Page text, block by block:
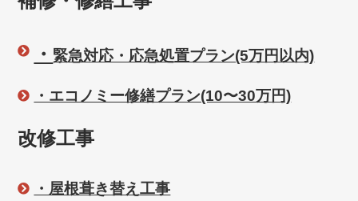
・ 緊急対応・応急処置プラン(5万円以内)
・エコノミー修繕プラン(10〜30万円)
改修工事
・屋根葺き替え工事